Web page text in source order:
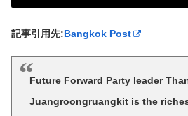
記事引用先:Bangkok Post
Future Forward Party leader
Juangroongruangkit is the